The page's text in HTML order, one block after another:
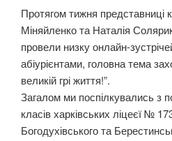
Протягом тижня представниці
Міняйленко та Наталія
провели низку онлайн-
абіурієнтами, головна тема
великій грі життя!”.
Загалом ми поспілкувались з
класів харківських ліцеєї №
Богодухівського та